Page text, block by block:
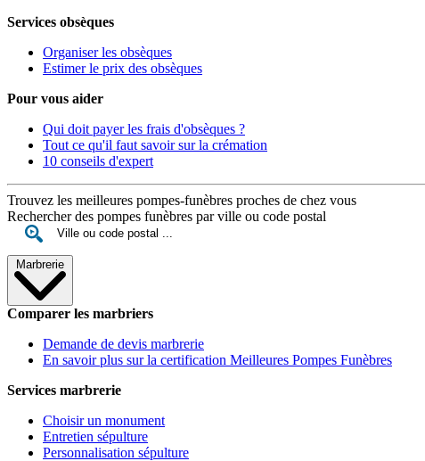
Services obsèques
Organiser les obsèques
Estimer le prix des obsèques
Pour vous aider
Qui doit payer les frais d'obsèques ?
Tout ce qu'il faut savoir sur la crémation
10 conseils d'expert
Trouvez les meilleures pompes-funèbres proches de chez vous
Rechercher des pompes funèbres par ville ou code postal
Marbrerie
Comparer les marbriers
Demande de devis marbrerie
En savoir plus sur la certification Meilleures Pompes Funèbres
Services marbrerie
Choisir un monument
Entretien sépulture
Personnalisation sépulture